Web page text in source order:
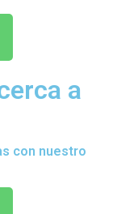
a
con nuestro